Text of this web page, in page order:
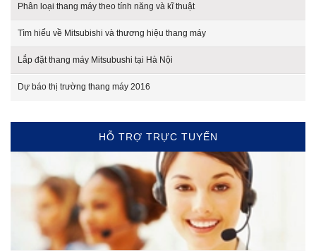
Phân loại thang máy theo tính năng và kĩ thuật
Tìm hiểu về Mitsubishi và thương hiệu thang máy
Lắp đặt thang máy Mitsubushi tại Hà Nội
Dự báo thị trường thang máy 2016
HỖ TRỢ TRỰC TUYẾN